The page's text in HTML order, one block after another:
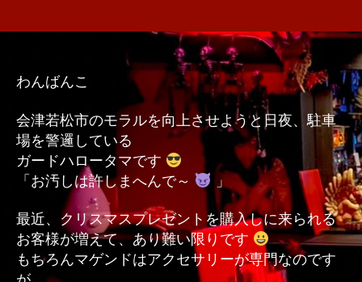
A
へ
の
わんばんこ
会津若松市のモラルを向上させようと日夜、駐車
場を警邏している
ガードハロータマです
「お汚しは許しまへんで～
」
最近、クリスマスプレゼントを購入しに来られる
お客様が増えて、あり難い限りです
もちろんマゲンドはアクセサリーが専門なのです